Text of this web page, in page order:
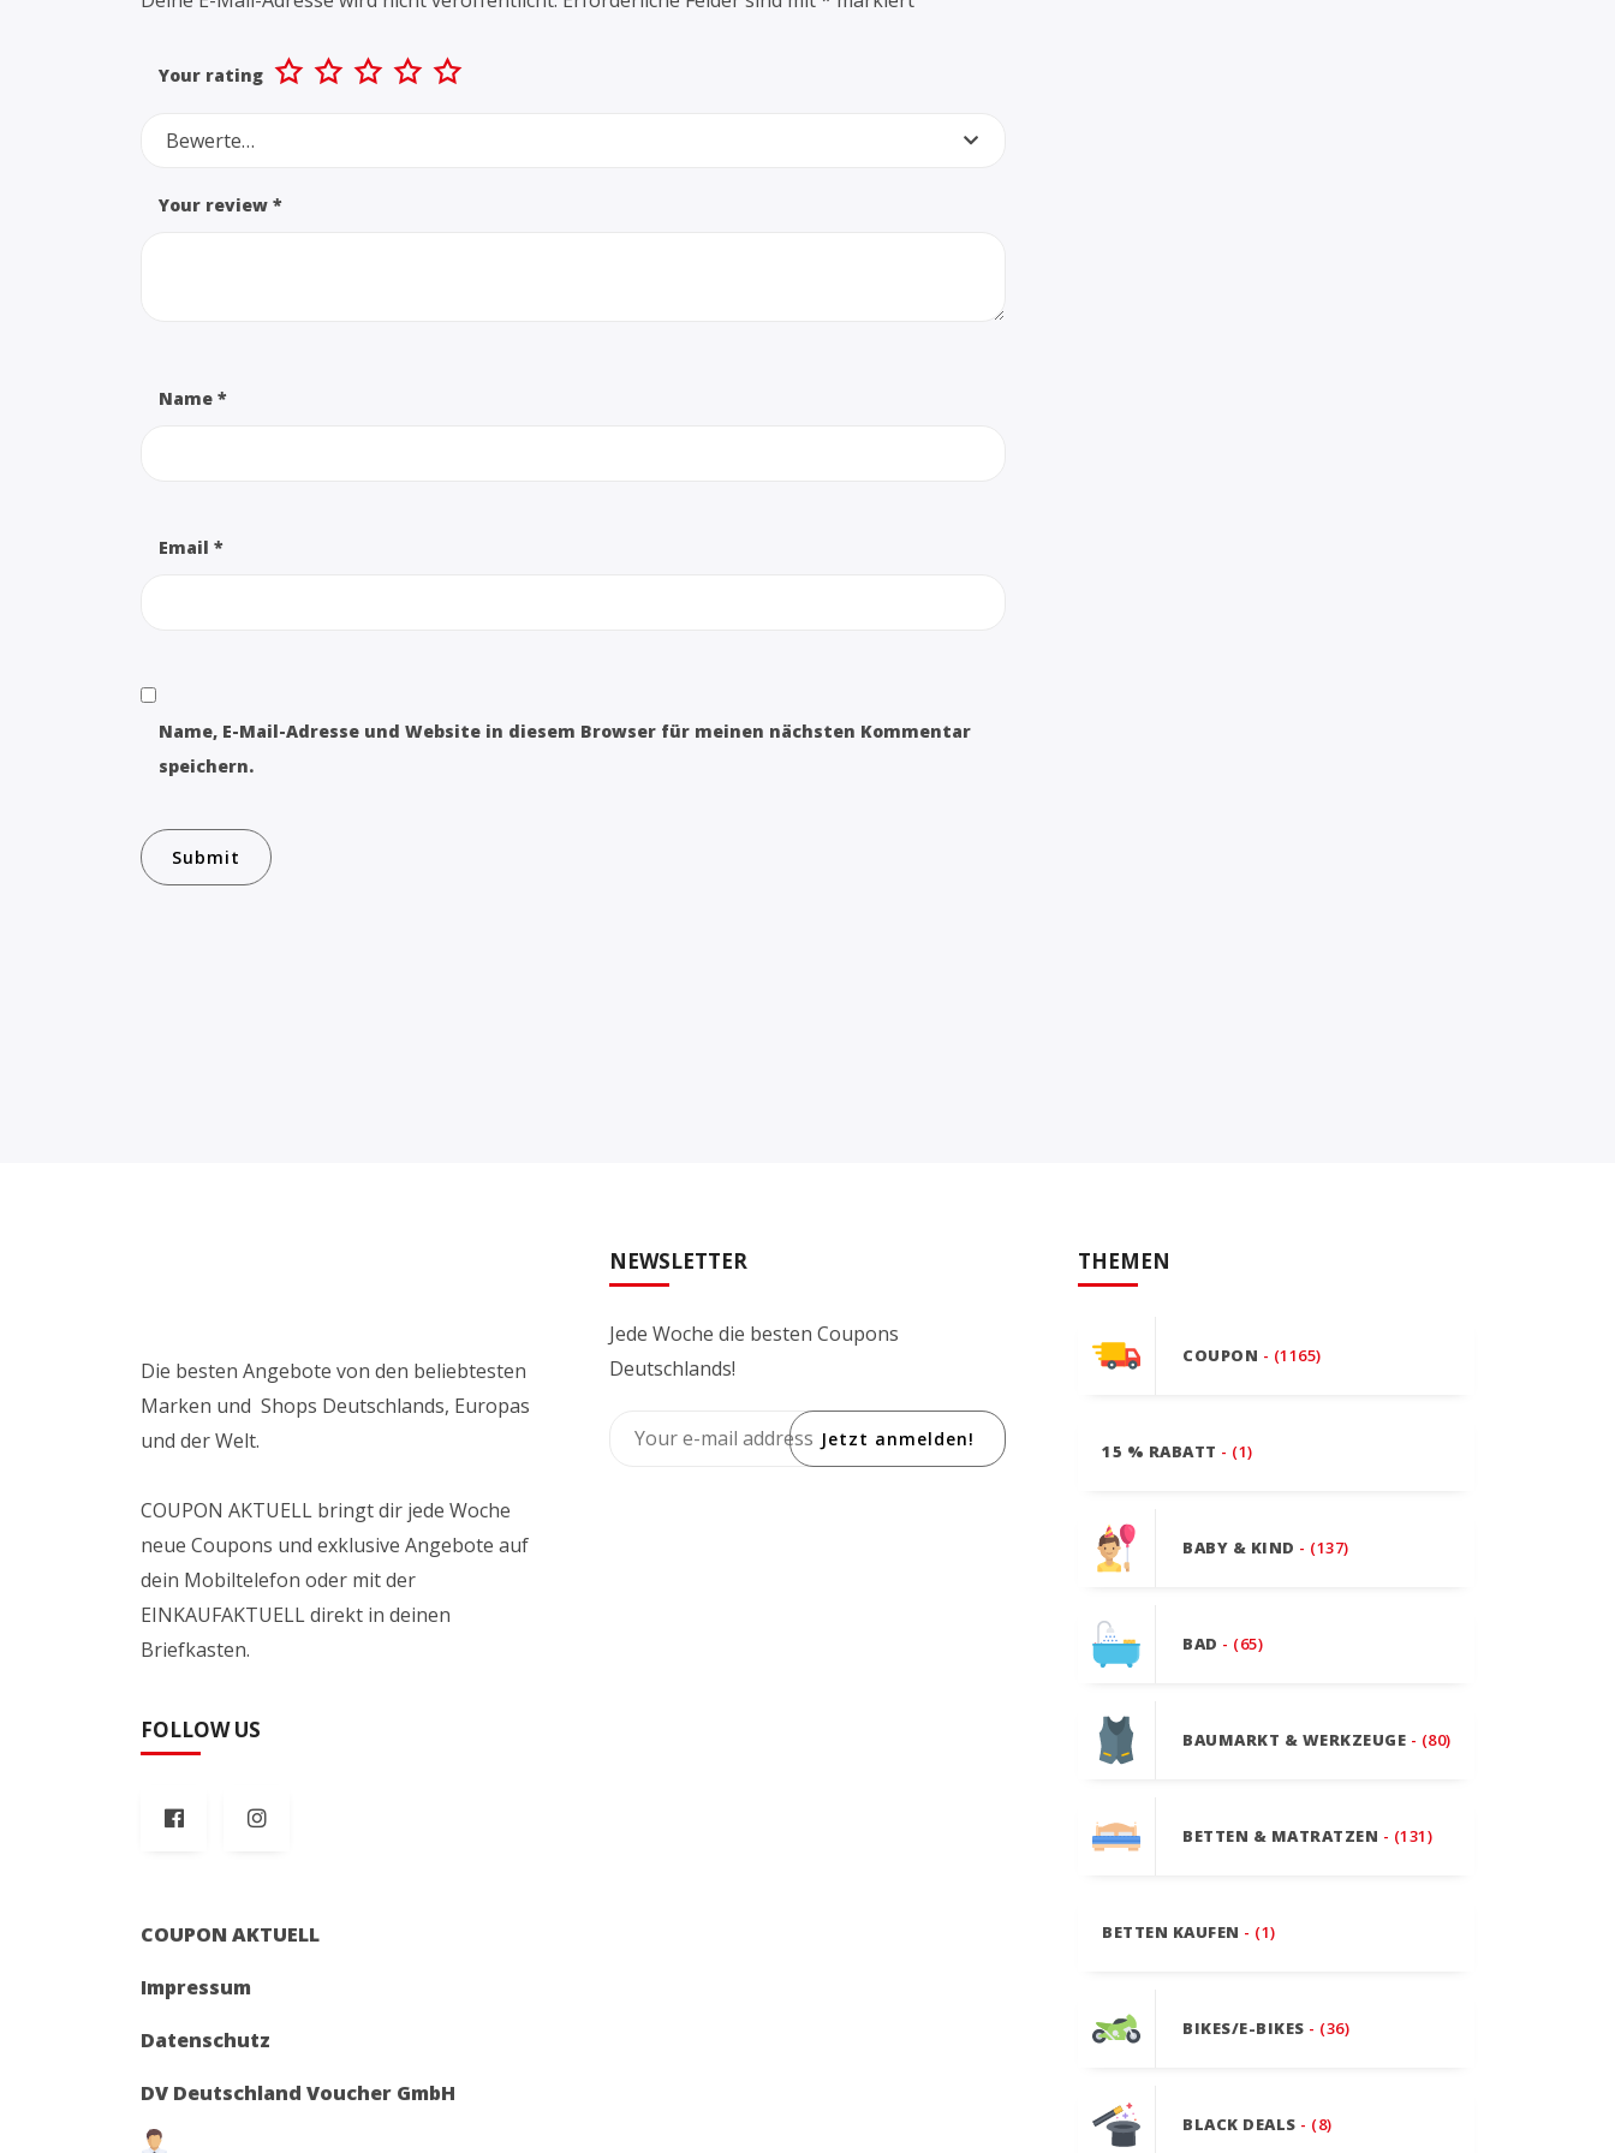
Your rating
Bewerte…
Your review *
Name *
Email *
Name, E-Mail-Adresse und Website in diesem Browser für meinen nächsten Kommentar
speichern.
Die besten Angebote von den beliebtesten
Marken und Shops Deutschlands, Europas
und der Welt.
COUPON AKTUELL bringt dir jede Woche
neue Coupons und exklusive Angebote auf
dein Mobiltelefon oder mit der
EINKAUFAKTUELL direkt in deinen
Briefkasten.
FOLLOW US
COUPON AKTUELL
Impressum
Datenschutz
DV Deutschland Voucher GmbH
NEWSLETTER
Jede Woche die besten Coupons
Deutschlands!
Jetzt anmelden!
THEMEN
COUPON - (1165)
15 % RABATT - (1)
BABY & KIND - (137)
BAD - (65)
BAUMARKT & WERKZEUGE - (80)
BETTEN & MATRATZEN - (131)
BETTEN KAUFEN - (1)
BIKES/E-BIKES - (36)
BLACK DEALS - (8)